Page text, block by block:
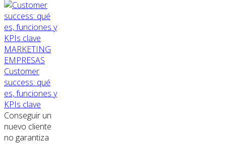
MARKETING
EMPRESAS
Customer
success: qué
es, funciones y
KPIs clave
Conseguir un
nuevo cliente
no garantiza